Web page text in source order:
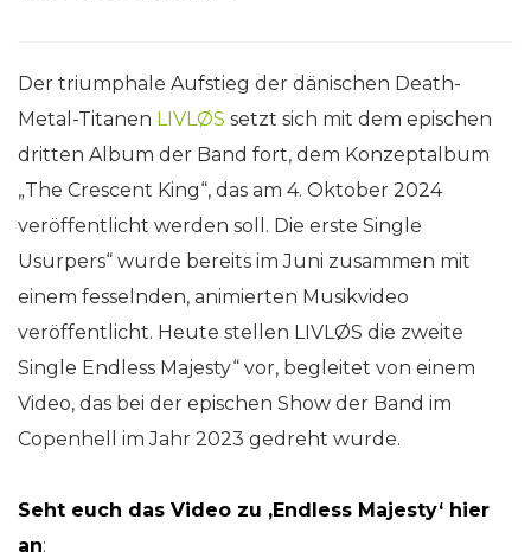
Der triumphale Aufstieg der dänischen Death-
Metal-Titanen LIVLØS setzt sich mit dem epischen
dritten Album der Band fort, dem Konzeptalbum
„The Crescent King“, das am 4. Oktober 2024
veröffentlicht werden soll. Die erste Single
Usurpers“ wurde bereits im Juni zusammen mit
einem fesselnden, animierten Musikvideo
veröffentlicht. Heute stellen LIVLØS die zweite
Single Endless Majesty“ vor, begleitet von einem
Video, das bei der epischen Show der Band im
Copenhell im Jahr 2023 gedreht wurde.
Seht euch das Video zu ‚Endless Majesty‘ hier
an: